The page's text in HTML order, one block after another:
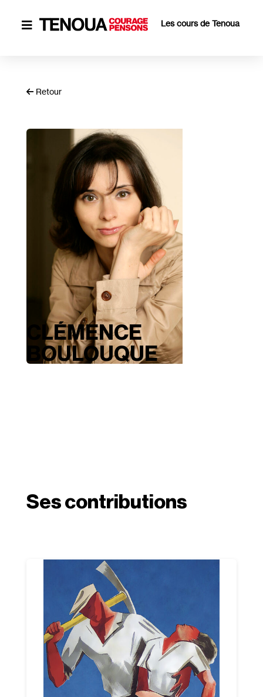
 Les cours de Tenoua
Retour
CLÉMENCE
BOULOUQUE
Ses contributions